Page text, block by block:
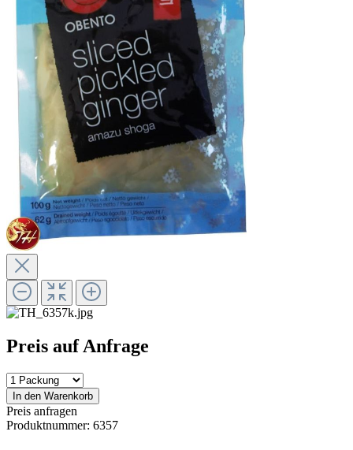
Preis auf Anfrage
In den Warenkorb
Preis anfragen
Produktnummer: 6357